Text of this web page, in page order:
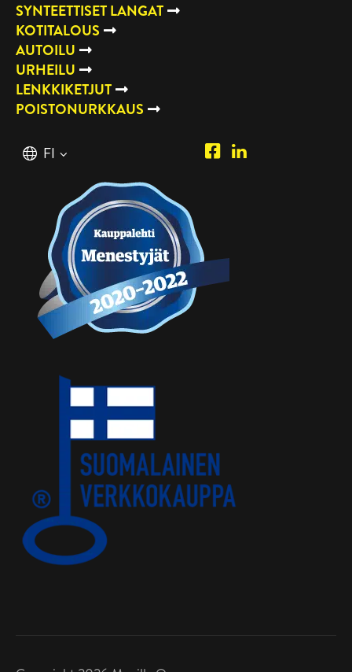
SYNTEETTISET LANGAT
KOTITALOUS
AUTOILU
URHEILU
LENKKIKETJUT
POISTONURKKAUS
Suomi
FI
Piipposhop.com
Manilla